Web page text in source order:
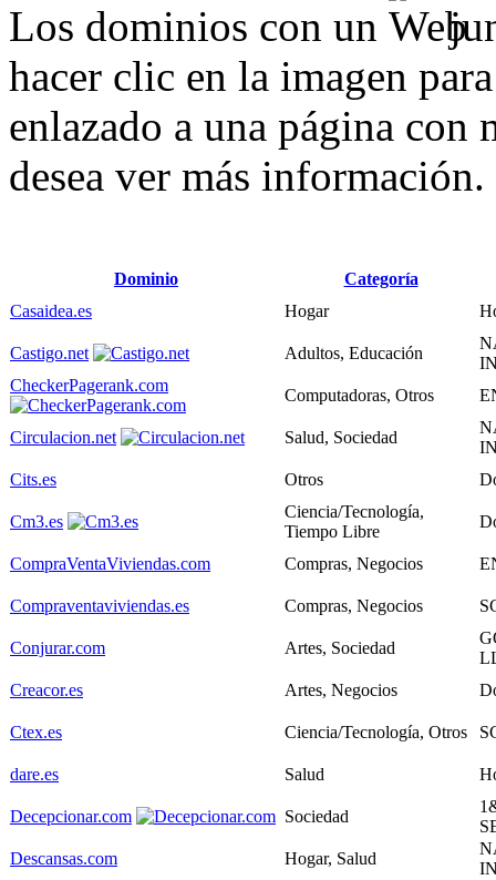
Los dominios con un
hacer clic en la imagen
enlazado a una página con
desea ver más información.
Dominio
Categoría
Casaidea.es
Hogar
Castigo.net Adultos, Educación
CheckerPagerank.com
Computadoras, Otros
Circulacion.net Salud, Sociedad
Cits.es
Otros
Cm3.es
Ciencia/Tecnología,
Tiempo Libre
CompraVentaViviendas.com Compras, Negocios
Compraventaviviendas.es Compras, Negocios
Conjurar.com Artes, Sociedad
Creacor.es
Artes, Negocios
Ctex.es Ciencia/Tecnología, Otros
dare.es Salud
Decepcionar.com Sociedad
Descansas.com
Hogar, Salud